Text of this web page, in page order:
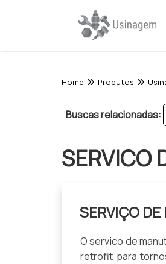
Home Produtos
Buscas relacionadas:
SERVICO
SERVIÇO
O servico de
retrofit para